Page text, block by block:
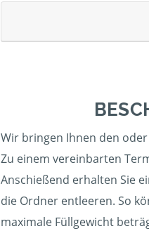
Wir bringen Ihnen den
Zu einem vereinbarten
Anschießend erhalten Sie
die Ordner entleeren. So
maximale Füllgewicht